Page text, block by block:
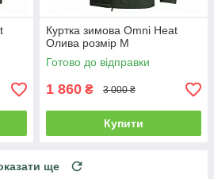
Куртка зимова Omni Heat
Олива розмір M
Готово до відправки
1 860 ₴ 3 000 ₴
Купити
ще